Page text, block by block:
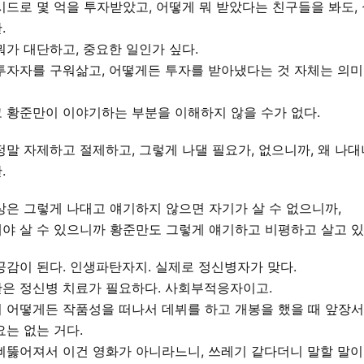
드로 몇 억을 투자받았고, 어떻게 뭐 받았다는 친구들을 봐도,
가 대단하고, 중요한 일인가 싶다.
자자를 구워삶고, 어떻게든 투자를 받아냈다는 것 자체는 의
황준만이 이야기하는 부분을 이해하지 않을 수가 없다.
말 자제하고 절제하고, 그렇게 나댈 필요가, 없으니까, 왜 나
은 그렇게 나대고 얘기하지 않으면 자기가 살 수 없으니까,
살 수 있으니까 황준만도 그렇게 얘기하고 비평하고 살고
감이 된다. 인생파탄자지. 실제로 정신병자가 맞다.
정신병 치료가 필요하다. 사회부적응자이고.
어떻게든 작품성을 떠나서 데뷔를 하고 개봉을 했을 때 앞장
는 없는 거다.
뚫어져서 이건 영화가 아니라느니, 쓰레기 같다더니 말할 말